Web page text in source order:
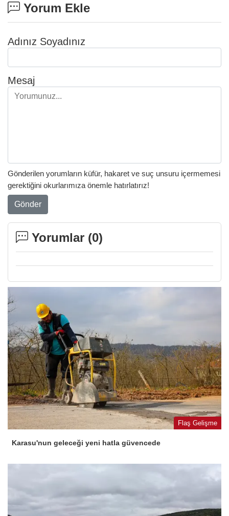
Yorum Ekle
Adınız Soyadınız
Mesaj
Gönderilen yorumların küfür, hakaret ve suç unsuru içermemesi
gerektiğini okurlarımıza önemle hatırlatırız!
Gönder
Yorumlar (0)
Flaş Gelişme
Karasu'nun geleceği yeni hatla güvencede